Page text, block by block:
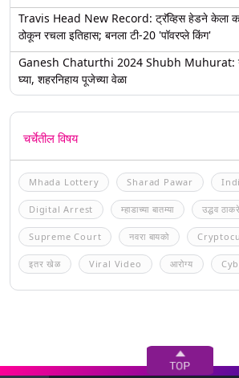
Travis Head New Record: ट्रॅव्हिस हेडने केला
ठोकून रचला इतिहास; बनला टी-20 'पॉवरप्ले किंग'
Ganesh Chaturthi 2024 Shubh Muhurat:
घ्या, शहरनिहाय पूजेच्या वेळा
चर्चेतील विषय
Mhada Lottery Sharad Pawar
Digital Arrest म्हाडाच्या बातम्या उद्धव ठाकरे
Supreme Court नवरा बायको
इतर खेळ Viral Video आरोग्य